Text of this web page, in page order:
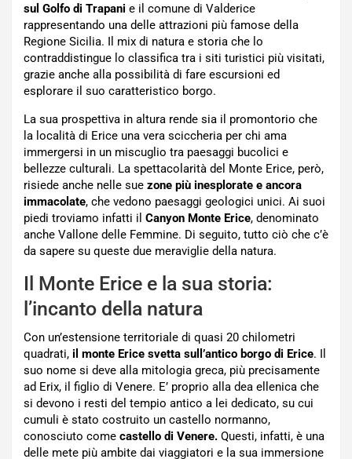
sul Golfo di Trapani e il comune di Valderice
rappresentando una delle attrazioni più famose della
Regione Sicilia. Il mix di natura e storia che lo
contraddistingue lo classifica tra i siti turistici più visitati,
grazie anche alla possibilità di fare escursioni ed
esplorare il suo caratteristico borgo.
La sua prospettiva in altura rende sia il promontorio che
la località di Erice una vera sciccheria per chi ama
immergersi in un miscuglio tra paesaggi bucolici e
bellezze culturali. La spettacolarità del Monte Erice, però,
risiede anche nelle sue zone più inesplorate e ancora
immacolate, che vedono paesaggi geologici unici. Ai suoi
piedi troviamo infatti il Canyon Monte Erice, denominato
anche Vallone delle Femmine. Di seguito, tutto ciò che c’è
da sapere su queste due meraviglie della natura.
Il Monte Erice e la sua storia:
l’incanto della natura
Con un’estensione territoriale di quasi 20 chilometri
quadrati, il monte Erice svetta sull’antico borgo di Erice. Il
suo nome si deve alla mitologia greca, più precisamente
ad Erix, il figlio di Venere. E’ proprio alla dea ellenica che
si devono i resti del tempio antico a lei dedicato, su cui
cumuli è stato costruito un castello normanno,
conosciuto come castello di Venere. Questi, infatti, è una
delle mete più ambite dai viaggiatori e la sua immersione